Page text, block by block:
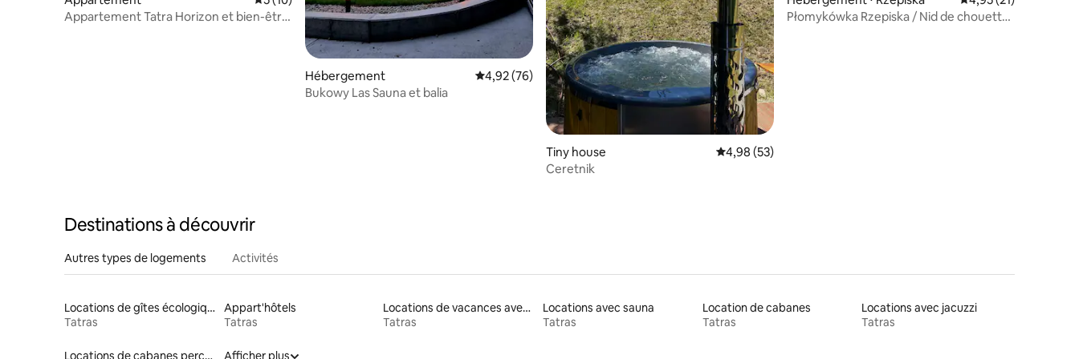
Appartement Tatra Horizon et bien-être
Hébergement Évaluation moyenne sur la base de 76 commentaires : 4,92 sur 5
4,92 (76)
Bukowy Las Sauna et balia
Tiny house Évaluation moyenne sur la base de 53 commentaires : 4,98 sur 5
4,98 (53)
Ceretnik
Płomykówka Rzepiska / Nid de chouette
Destinations à découvrir
Autres types de logements Activités
Locations de gîtes écologiques
Tatras
Appart'hôtels
Tatras
Locations de vacances avec piscine
Tatras
Locations avec sauna
Tatras
Location de cabanes
Tatras
Locations avec jacuzzi
Tatras
Locations de cabanes perchées Afficher plus